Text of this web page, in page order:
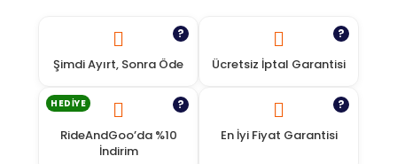
Şimdi Ayırt, Sonra Öde
?
Ücretsiz İptal Garantisi
?
HEDIYE
RideAndGoo’da %10
İndirim
?
En İyi Fiyat Garantisi
?